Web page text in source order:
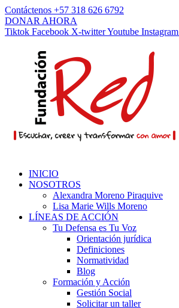
Contáctenos +57 318 626 6792
DONAR AHORA
Tiktok Facebook X-twitterYoutube Instagram
INICIO
NOSOTROS
Alexandra Moreno Piraquive
Lisa Marie Wills Moreno
LÍNEAS DE ACCIÓN
Tu Defensa es Tu Voz
Orientación jurídica
Definiciones
Normatividad
Blog
Formación y Acción
Gestión Social
Solicitar un taller